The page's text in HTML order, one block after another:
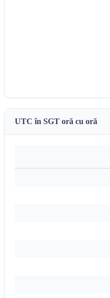
UTC în SGT oră cu oră